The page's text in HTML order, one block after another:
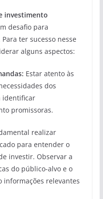
investimento
desafio para
ter sucesso nesse
alguns aspectos:
Estar atento às
dos
identificar
promissoras.
realizar
para entender o
investir. Observar a
do público-alvo e o
informações relevantes